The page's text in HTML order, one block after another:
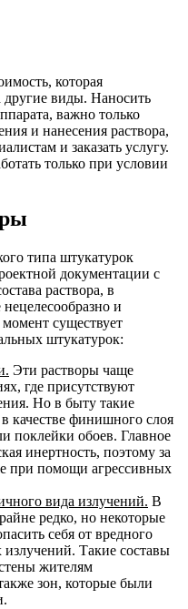
которая
другие виды. Наносить
важно только
и нанесения раствора,
и заказать услугу.
только при условии
типа штукатурок
документации с
раствора, в
и
существует
штукатурок:
Эти растворы чаще
где присутствуют
Но в быту такие
качестве финишного слоя
поклейки обоев. Главное
инертность, поэтому за
при помощи агрессивных
вида излучений. В
редко, но некоторые
себя от вредного
Такие составы
жителям
зон, которые были